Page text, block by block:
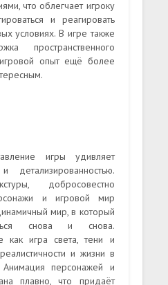
что облегчает игроку
и реагировать
условиях. В игре также
пространственного
опыт ещё более
игры удивляет
детализированностью.
добросовестно
и игровой мир
мир, в который
снова и снова.
как игра света, тени и
и жизни в
персонажей и
плавно, что придаёт